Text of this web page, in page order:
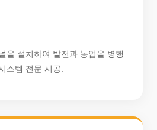
을 설치하여 발전과 농업을 병행
스템 전문 시공.